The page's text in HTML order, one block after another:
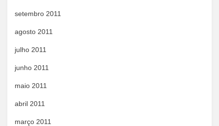
setembro 2011
agosto 2011
julho 2011
junho 2011
maio 2011
abril 2011
março 2011